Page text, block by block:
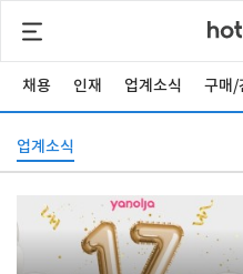
채용 인재 업계소식 구매/
업계소식